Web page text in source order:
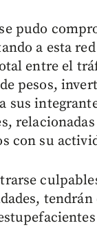
pudo
a esta
entre el
pesos,
sus
con su